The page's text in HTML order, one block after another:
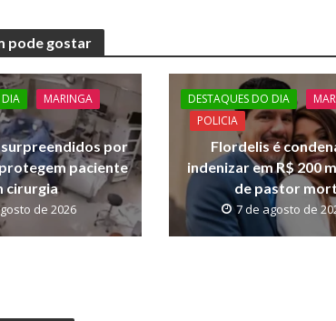
e
b
o
o
k
itt
er s
p
p
y
Li
n
pode gostar
DIA
MARINGA
por
paciente
cirurgia
de 2026
DESTAQUES DO DIA
POLICIA
Flordelis é
indenizar em R$ 200
de pastor
7 de agosto de